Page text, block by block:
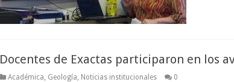
Docentes de Exactas participaron en los
Académica Geología Noticias institucionales 0